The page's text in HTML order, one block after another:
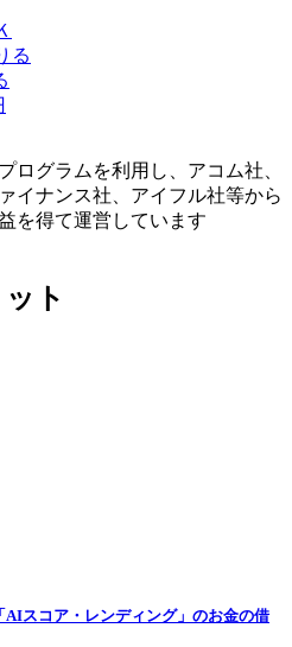
る
ログラムを利用し、アコム社、
イナンス社、アイフル社等から
を得て運営しています
ト
AIスコア・レンディング」のお金の借